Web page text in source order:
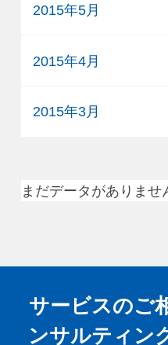
2015年5月
2015年4月
2015年3月
まだデータがありませ
サービスのご
ンサルティン